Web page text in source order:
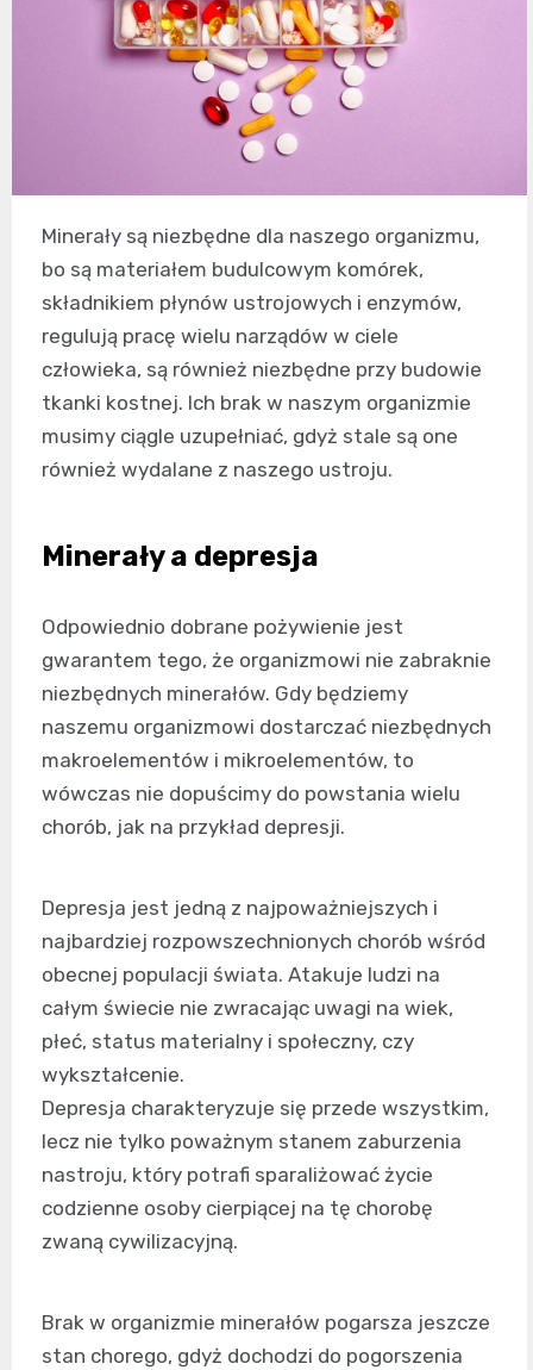
Minerały są niezbędne dla naszego organizmu,
bo są materiałem budulcowym komórek,
składnikiem płynów ustrojowych i enzymów,
regulują pracę wielu narządów w ciele
człowieka, są również niezbędne przy budowie
tkanki kostnej. Ich brak w naszym organizmie
musimy ciągle uzupełniać, gdyż stale są one
również wydalane z naszego ustroju.
Minerały a depresja
Odpowiednio dobrane pożywienie jest
gwarantem tego, że organizmowi nie zabraknie
niezbędnych minerałów. Gdy będziemy
naszemu organizmowi dostarczać niezbędnych
makroelementów i mikroelementów, to
wówczas nie dopuścimy do powstania wielu
chorób, jak na przykład depresji.
Depresja jest jedną z najpoważniejszych i
najbardziej rozpowszechnionych chorób wśród
obecnej populacji świata. Atakuje ludzi na
całym świecie nie zwracając uwagi na wiek,
płeć, status materialny i społeczny, czy
wykształcenie.
Depresja charakteryzuje się przede wszystkim,
lecz nie tylko poważnym stanem zaburzenia
nastroju, który potrafi sparaliżować życie
codzienne osoby cierpiącej na tę chorobę
zwaną cywilizacyjną.
Brak w organizmie minerałów pogarsza jeszcze
stan chorego, gdyż dochodzi do pogorszenia